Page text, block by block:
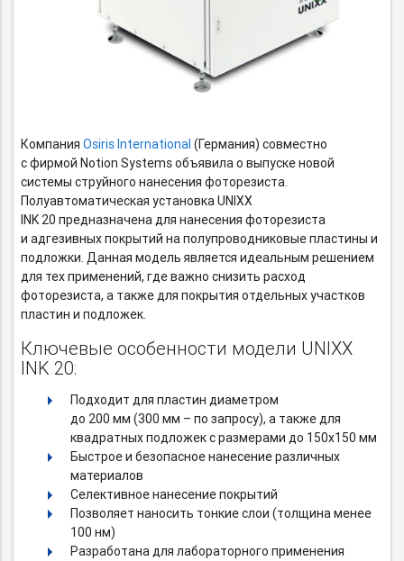
КомпанияOsiris International (Германия) совместно
с фирмой Notion Systems объявила о выпуске новой
системы струйного нанесения фоторезиста.
Полуавтоматическая установка UNIXX
INK 20 предназначена для нанесения фоторезиста
и адгезивных покрытий на полупроводниковые пластины и
подложки. Данная модель является идеальным решением
для тех применений, где важно снизить расход
фоторезиста, а также для покрытия отдельных участков
пластин и подложек.
Ключевые особенности модели UNIXX
INK 20:
Подходит для пластин диаметром
до 200 мм (300 мм – по запросу), а также для
квадратных подложек с размерами до 150х150 мм
Быстрое и безопасное нанесение различных
материалов
Селективное нанесение покрытий
Позволяет наносить тонкие слои (толщина менее
100 нм)
Разработана для лабораторного применения